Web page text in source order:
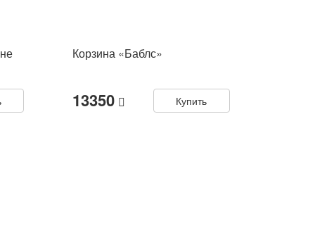
Корзина «Баблс»
13350 Купить